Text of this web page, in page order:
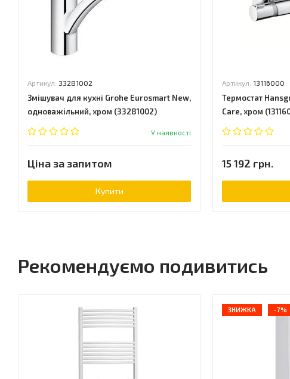
Артикул: 33281002
Змішувач для кухні Grohe Eurosmart New,
одноважільний, хром (33281002)
У наявності
Ціна за запитом
Купити
Артикул: 13116000
Термостат
Care, хром
15 192 грн.
Рекомендуємо подивитись
ЗНИЖКА -7%